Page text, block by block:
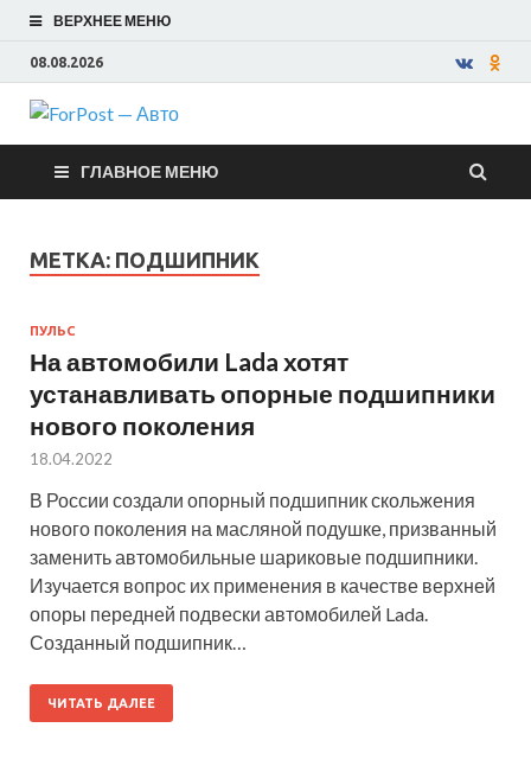
ВЕРХНЕЕ МЕНЮ
08.08.2026
ForPost —
Авто
ГЛАВНОЕ МЕНЮ
МЕТКА: ПОДШИПНИК
ПУЛЬС
На автомобили Lada хотят
устанавливать опорные подшипники
нового поколения
18.04.2022
В России создали опорный подшипник скольжения
нового поколения на масляной подушке, призванный
заменить автомобильные шариковые подшипники.
Изучается вопрос их применения в качестве верхней
опоры передней подвески автомобилей Lada.
Созданный подшипник…
ЧИТАТЬ ДАЛЕЕ